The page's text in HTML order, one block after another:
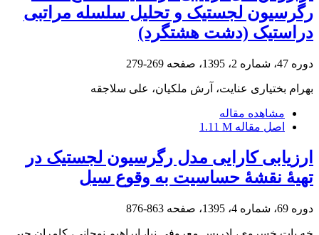
رگرسیون لجستیک و تحلیل سلسله مراتبی
‌دراستیک (دشت هشتگرد)
دوره 47، شماره 2، 1395، صفحه 269-279
بهرام بختیاری عنایت، آرش ملکیان، علی سلاجقه
مشاهده مقاله
اصل مقاله 1.11 M
ارزیابی کارایی مدل رگرسیون لجستیک در
تهیۀ نقشۀ حساسیت به وقوع سیل
دوره 69، شماره 4، 1395، صفحه 863-876